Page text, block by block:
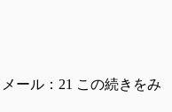
ール：21 この続きをみ